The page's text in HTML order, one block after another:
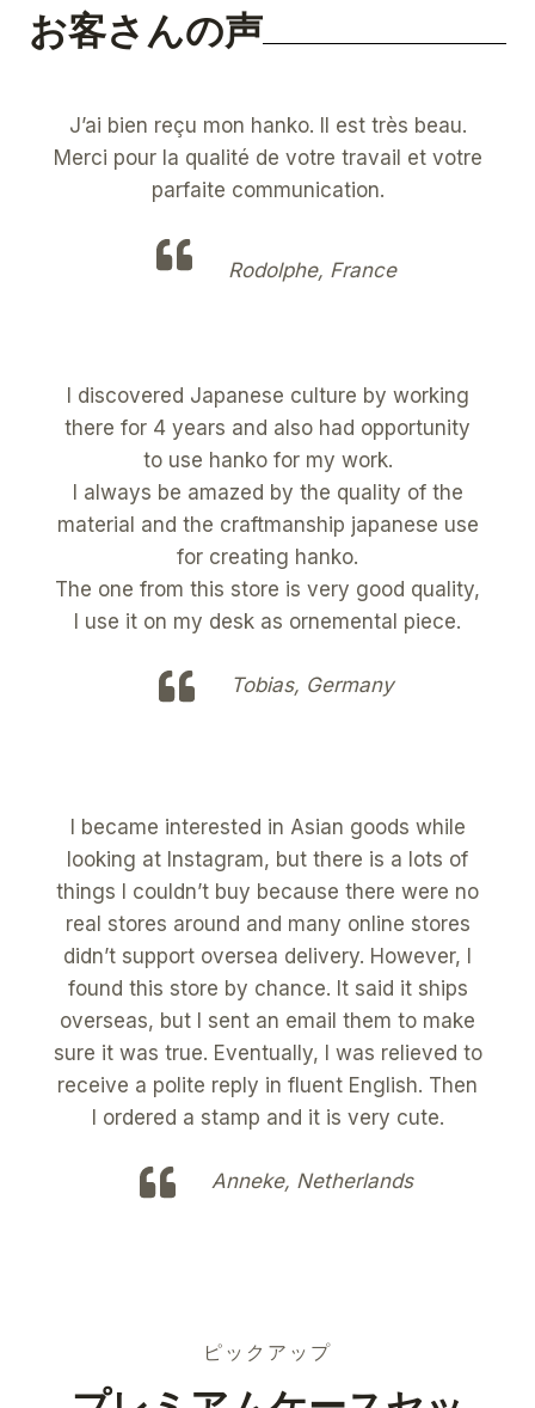
お客さんの声
J’ai bien reçu mon hanko. Il est très beau.
Merci pour la qualité de votre travail et votre
parfaite communication.
Rodolphe, France
I discovered Japanese culture by working
there for 4 years and also had opportunity
to use hanko for my work.
I always be amazed by the quality of the
material and the craftmanship japanese use
for creating hanko.
The one from this store is very good quality,
I use it on my desk as ornemental piece.
Tobias, Germany
I became interested in Asian goods while
looking at Instagram, but there is a lots of
things I couldn’t buy because there were no
real stores around and many online stores
didn’t support oversea delivery. However, I
found this store by chance. It said it ships
overseas, but I sent an email them to make
sure it was true. Eventually, I was relieved to
receive a polite reply in fluent English. Then
I ordered a stamp and it is very cute.
Anneke, Netherlands
ピックアップ